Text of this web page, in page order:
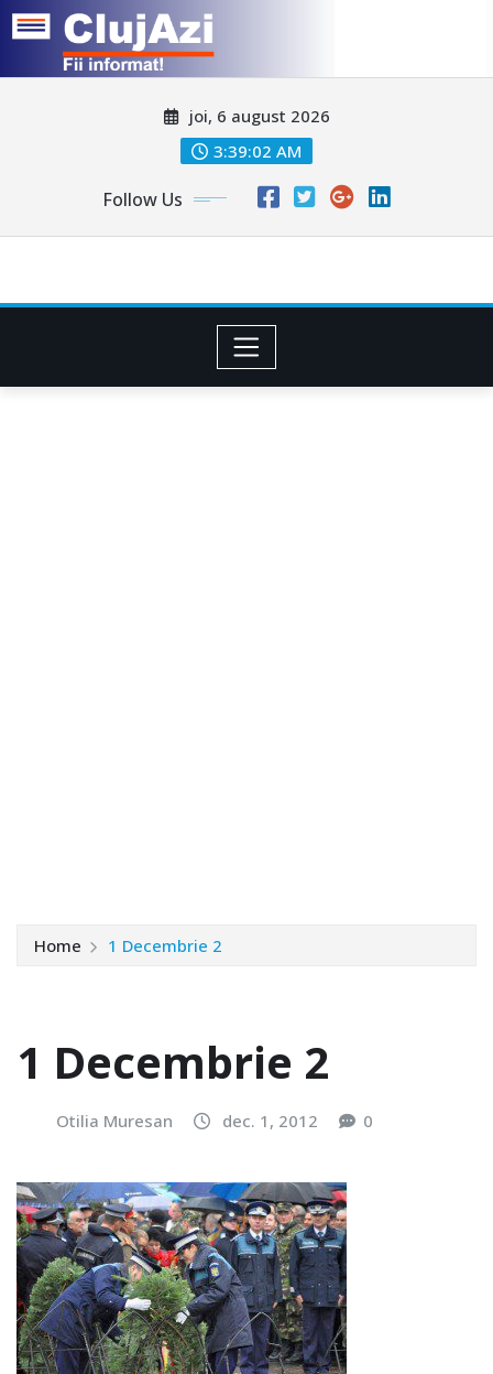
joi, 6 august 2026
3:39:04 AM
Follow Us
Home 1 Decembrie 2
1 Decembrie 2
Otilia Muresan dec. 1, 2012 0